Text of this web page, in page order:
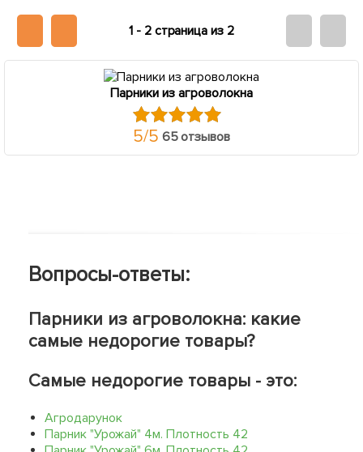
1 - 2 страница из 2
Парники из агроволокна
5/5 65 отзывов
Вопросы-ответы:
Парники из агроволокна: какие
самые недорогие товары?
Самые недорогие товары - это:
Агродарунок
Парник "Урожай" 4м. Плотность 42